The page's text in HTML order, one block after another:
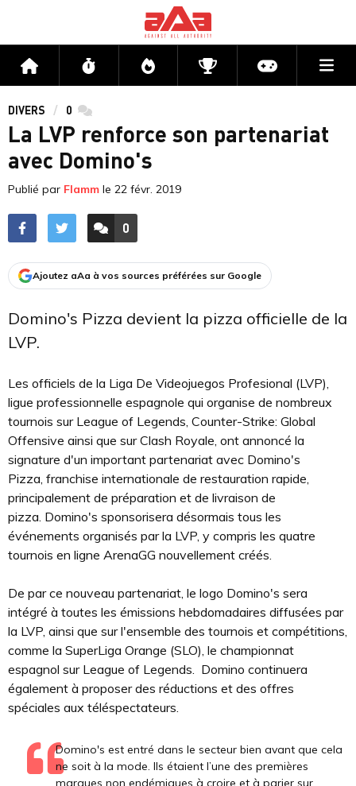
Accueil Flux Directs CompétitionsActu jeux
DIVERS 0 commentaires
La LVP renforce son partenariat
avec Domino's
Publié par Flamm le 22 févr. 2019
ACCÉDER AUX
0
COMMENTAIRES
Ajoutez aAa à vos sources préférées sur Google
Domino's Pizza devient la pizza officielle de la
LVP.
Les officiels de la Liga De Videojuegos Profesional (LVP),
ligue professionnelle espagnole qui organise de nombreux
tournois sur League of Legends, Counter-Strike: Global
Offensive ainsi que sur Clash Royale, ont annoncé la
signature d'un important partenariat avec Domino's
Pizza, franchise internationale de restauration rapide,
principalement de préparation et de livraison de
pizza. Domino's sponsorisera désormais tous les
événements organisés par la LVP, y compris les quatre
tournois en ligne ArenaGG nouvellement créés.
De par ce nouveau partenariat, le logo Domino's sera
intégré à toutes les émissions hebdomadaires diffusées par
la LVP, ainsi que sur l'ensemble des tournois et compétitions,
comme la SuperLiga Orange (SLO), le championnat
espagnol sur League of Legends. Domino continuera
également à proposer des réductions et des offres
spéciales aux téléspectateurs.
Domino's est entré dans le secteur bien avant que cela
ne soit à la mode. Ils étaient l’une des premières
marques non endémiques à croire et à parier sur